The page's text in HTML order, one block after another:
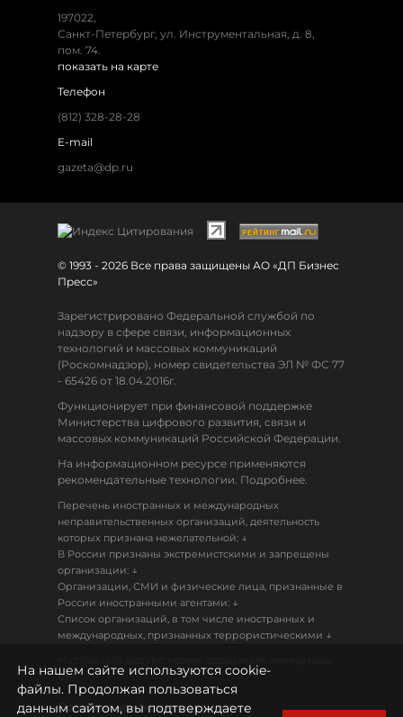
197022,
Санкт-Петербург, ул. Инструментальная, д. 8,
пом. 74.
показать на карте
Телефон
(812) 328-28-28
E-mail
gazeta@dp.ru
© 1993 - 2026 Все права защищены АО «ДП Бизнес
Пресс»
Зарегистрировано Федеральной службой по
надзору в сфере связи, информационных
технологий и массовых коммуникаций
(Роскомнадзор), номер свидетельства ЭЛ № ФС 77
- 65426 от 18.04.2016г.
Функционирует при финансовой поддержке
Министерства цифрового развития, связи и
массовых коммуникаций Российской Федерации.
На информационном ресурсе применяются
рекомендательные технологии. Подробнее.
Перечень иностранных и международных
неправительственных организаций, деятельность
которых признана нежелательной: ↓
В России признаны экстремистскими и запрещены
организации: ↓
Организации, СМИ и физические лица, признанные в
России иностранными агентами: ↓
Список организаций, в том числе иностранных и
международных, признанных террористическими ↓
18+
Политика конфиденциальности
На нашем сайте используются cookie-
файлы. Продолжая пользоваться
данным сайтом, вы подтверждаете